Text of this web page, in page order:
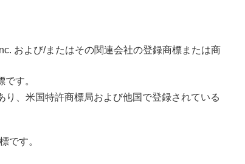
および/またはその関連会社の登録商標または商
す。
、米国特許商標局および他国で登録されている
です。